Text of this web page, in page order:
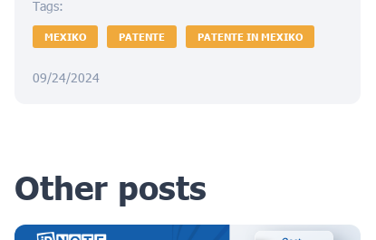
Tags:
MEXIKO PATENTE PATENTE IN MEXIKO
09/24/2024
Other posts